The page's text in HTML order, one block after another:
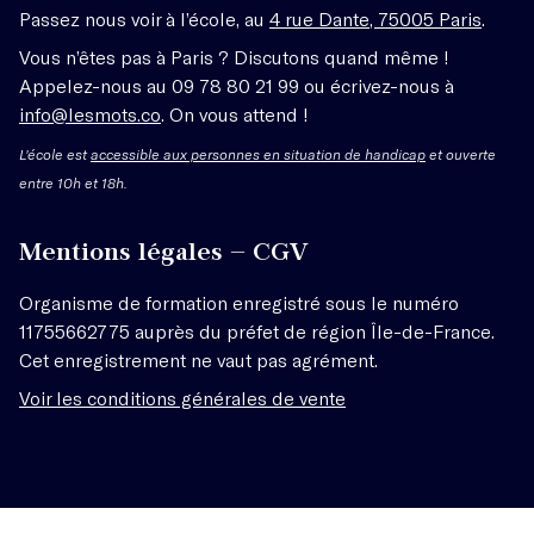
Passez nous voir à l’école, au 4 rue Dante, 75005 Paris.
Vous n’êtes pas à Paris ? Discutons quand même !
Appelez-nous au 09 78 80 21 99 ou écrivez-nous à
info@lesmots.co. On vous attend !
L'école estaccessible aux personnes en situation de handicap et ouverte
entre 10h et 18h.
Mentions légales – CGV
Organisme de formation enregistré sous le numéro
11755662775 auprès du préfet de région Île-de-France.
Cet enregistrement ne vaut pas agrément.
Voir les conditions générales de vente